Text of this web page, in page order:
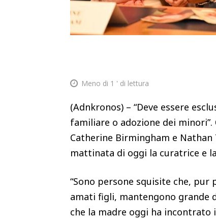
Meno di 1 ' di lettura
(Adnkronos) – “Deve essere
familiare o adozione dei minori”.
Catherine Birmingham e
mattinata di oggi la curatrice e
“Sono persone squisite che,
amati figli, mantengono grande
che la madre oggi ha